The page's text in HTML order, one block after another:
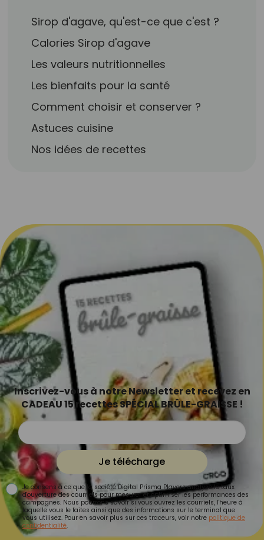
Sirop d'agave, qu'est-ce que c'est ?
Calories Sirop d'agave
Les valeurs nutritionnelles
Les bienfaits pour la santé
Comment choisir et conserver ?
Astuces cuisine
Nos idées de recettes
Inscrivez-vous à notre Newsletter et recevez en
CADEAU 15 recettes SPÉCIAL BRÛLE-GRAISSE !
Je télécharge
Je consens à ce que la société Digital Prisma Players analyse le taux
d'ouverture des courriels pour mesurer et optimiser les performances des
campagnes. Nous pourrons savoir si vous ouvrez les courriels, l'heure à
laquelle vous le faites ainsi que des informations sur le terminal que
vous utilisez. Pour en savoir plus sur ces traceurs, voir notre politique de
confidentialité.